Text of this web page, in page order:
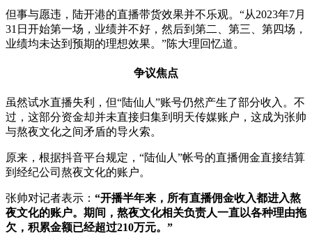
但事与愿违，陆开港的直播带货效果并不乐观。“从2023年7月
31日开始第一场，业绩并不好，然后到第二、第三、第四场，
业绩均未达到预期的理想效果。”陈大理回忆道。
争议焦点
虽然试水直播失利，但“陆仙人”账号仍然产生了部分收入。不
过，这部分资金却并未直接归集到明天传媒账户，这成为张帅
与熬夜文化之间矛盾的导火索。
原来，根据抖音平台规定，“陆仙人”帐号的直播佣金直接结算
到经纪公司熬夜文化的账户。
张帅对记者表示： “开播半年来，所有直播佣金收入都进入熬
夜文化的账户。期间，熬夜文化相关负责人一直以各种理由拖
欠，积累金额已经超过210万元。”